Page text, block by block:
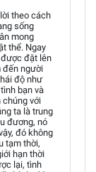
theo cách
sống
mong
thể. Ngay
đặt lên
đến người
độ như
bạn và
chúng với
ta là trung
đương, nó
đó không
tạm thời,
hạn thời
lại, tình